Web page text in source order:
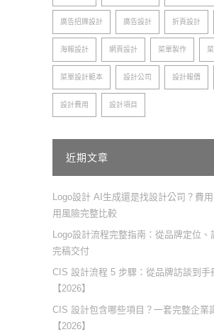
廣告招牌設計 廣告設計 折頁設計
海報設計 網頁設計 菜單製作
菜單設計範本 設計公司 設計報價
設計費用 設計項目
近期文章
Logo設計 AI生成還是找設計公司？費
用風險完整比較
Logo設計流程完整指南：從品牌定位、
完稿交付
CIS 設計流程 5 步驟：從品牌訪談到手
【2026】
CIS 設計包含哪些項目？一套完整企業
【2026】